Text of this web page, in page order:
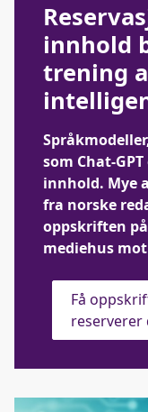
innhold
trening
som Chat-
innhold. Mye
fra norske
oppskriften
mediehus
Få
reserverer